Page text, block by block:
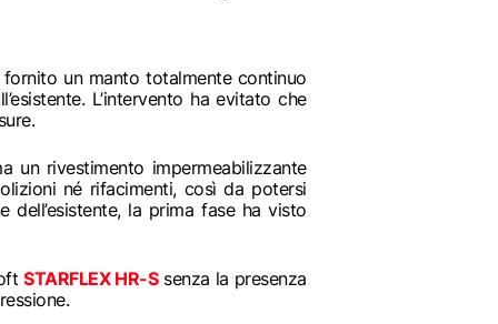
un manto totalmente continuo
L’intervento ha evitato che
un rivestimento impermeabilizzante
né rifacimenti, così da potersi
dell’esistente, la prima fase ha visto
STARFLEX HR-Ssenza la presenza